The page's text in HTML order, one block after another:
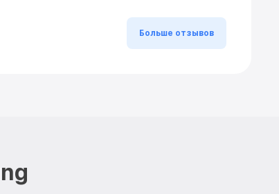
Больше отзывов